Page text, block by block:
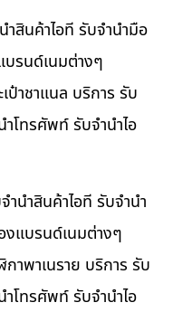
ำสินค้าไอที รับจำนำมือ
บรนด์เนมต่างๆ
ป๋าชาแนล บริการ รับ
โทรศัพท์ รับจำนำไอ
นำสินค้าไอที รับจำนำ
งแบรนด์เนมต่างๆ
าพาเนราย บริการ รับ
โทรศัพท์ รับจำนำไอ